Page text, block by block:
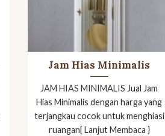
Jam Hias Minimalis
JAM HIAS MINIMALIS Jual Jam
Hias Minimalis dengan harga yang
terjangkau cocok untuk menghiasi
ruangan[ Lanjut Membaca }